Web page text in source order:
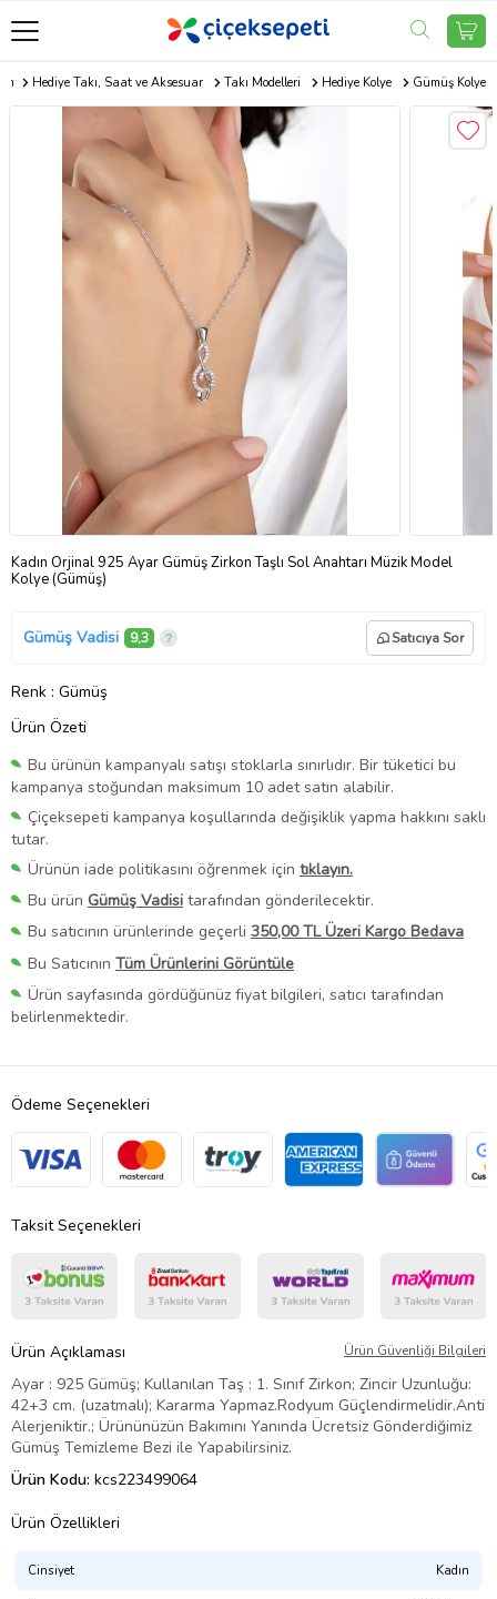
Hediye Takı, Saat ve Aksesuar Takı Modelleri Hediye Kolye Gümüş Kolye
Kadın Orjinal 925 Ayar Gümüş Zirkon Taşlı Sol Anahtarı Müzik Model
Kolye (Gümüş)
Gümüş Vadisi 9,3 Satıcıya Sor
Renk : Gümüş
Ürün Özeti
Bu ürünün kampanyalı satışı stoklarla sınırlıdır. Bir tüketici bu
kampanya stoğundan maksimum 10 adet satın alabilir.
Çiçeksepeti kampanya koşullarında değişiklik yapma hakkını saklı
tutar.
Ürünün iade politikasını öğrenmek için tıklayın.
Bu ürün Gümüş Vadisi tarafından gönderilecektir.
Bu satıcının ürünlerinde geçerli 350,00 TL Üzeri Kargo Bedava
Bu Satıcının Tüm Ürünlerini Görüntüle
Ürün sayfasında gördüğünüz fiyat bilgileri, satıcı tarafından
belirlenmektedir.
Ödeme Seçenekleri
Taksit Seçenekleri
Ürün Açıklaması Ürün Güvenliği Bilgileri
Ayar : 925 Gümüş; Kullanılan Taş : 1. Sınıf Zirkon; Zincir Uzunluğu:
42+3 cm. (uzatmalı); Kararma Yapmaz.Rodyum Güçlendirmelidir.Anti
Alerjeniktir.; Ürününüzün Bakımını Yanında Ücretsiz Gönderdiğimiz
Gümüş Temizleme Bezi ile Yapabilirsiniz.
Ürün Kodu: kcs223499064
Ürün Özellikleri
Cinsiyet Kadın